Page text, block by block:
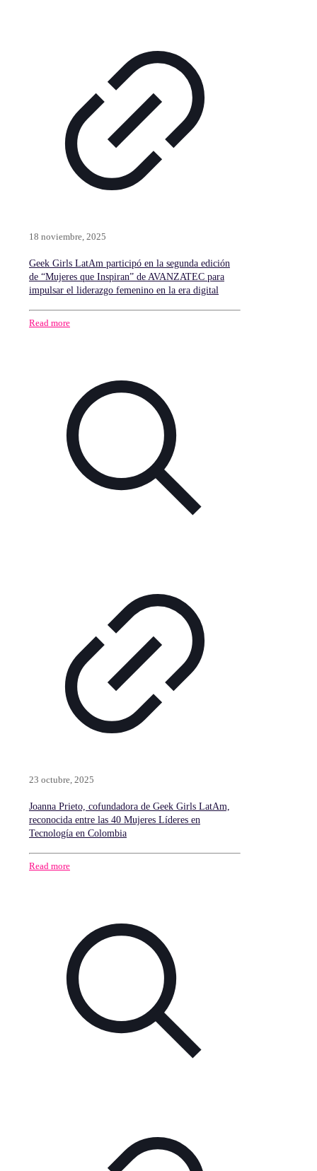
18 noviembre, 2025
Geek Girls LatAm participó en la segunda edición
de “Mujeres que Inspiran” de AVANZATEC para
impulsar el liderazgo femenino en la era digital
Read more
23 octubre, 2025
Joanna Prieto, cofundadora de Geek Girls LatAm,
reconocida entre las 40 Mujeres Líderes en
Tecnología en Colombia
Read more